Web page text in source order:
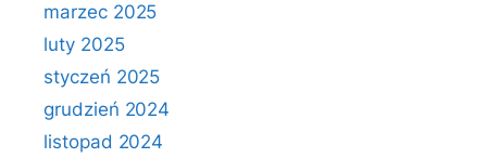
marzec 2025
luty 2025
styczeń 2025
grudzień 2024
listopad 2024